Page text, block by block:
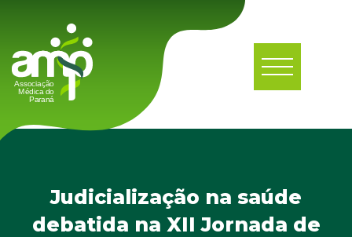
Judicialização na saúde
debatida na XII Jornada de